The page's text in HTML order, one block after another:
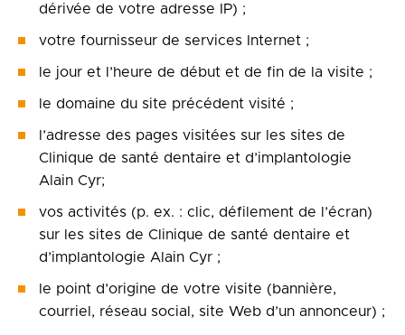
dérivée de votre adresse IP) ;
votre fournisseur de services Internet ;
le jour et l’heure de début et de fin de la visite ;
le domaine du site précédent visité ;
l’adresse des pages visitées sur les sites de
Clinique de santé dentaire et d’implantologie
Alain Cyr;
vos activités (p. ex. : clic, défilement de l’écran)
sur les sites de Clinique de santé dentaire et
d’implantologie Alain Cyr ;
le point d’origine de votre visite (bannière,
courriel, réseau social, site Web d’un annonceur) ;